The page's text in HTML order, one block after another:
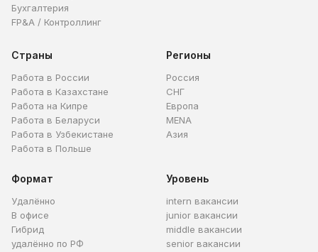
Бухгалтерия
FP&A / Контроллинг
Страны
Работа в России
Работа в Казахстане
Работа на Кипре
Работа в Беларуси
Работа в Узбекистане
Работа в Польше
Регионы
Россия
СНГ
Европа
MENA
Азия
Формат
Удалённо
В офисе
Гибрид
удалённо по РФ
Уровень
intern вакансии
junior вакансии
middle вакансии
senior вакансии